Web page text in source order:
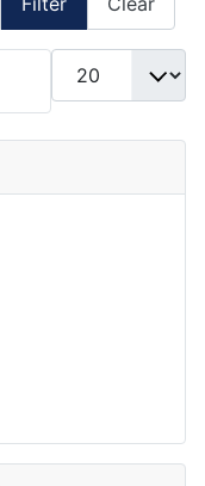
Display #